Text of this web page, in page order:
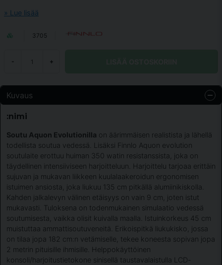
Lue lisää
3705
- +
Kuvaus
:nimi
Soutu Aquon Evolutionilla on äärimmäisen realistista ja lähellä
todellista soutua vedessä. Lisäksi Finnlo Aquon evolution
soutulaite erottuu huiman 350 watin resistanssista, joka on
täydellinen intensiiviseen harjoitteluun. Harjoittelu tarjoaa erittäin
sujuvan ja mukavan liikkeen kuulalaakeroidun ergonomisen
istuimen ansiosta, joka liukuu 135 cm pitkällä alumiinikiskolla.
Kahden jalkalevyn välinen etäisyys on vain 9 cm, joten istut
mukavasti. Tuloksena on todenmukainen simulaatio vedessä
soutumisesta, vaikka olisit kuivalla maalla. Istuinkorkeus 45 cm
muistuttaa ammattisoutuveneitä. Erikoispitkä liukukisko, jossa
on tilaa jopa 182 cm:n vetämiselle, tekee koneesta sopivan jopa
2 metrin pituisille ihmisille. Helppokäyttöinen
konsoli/harjoitustietokone sinisellä taustavalaistulla LCD-